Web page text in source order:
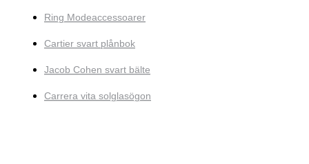
Ring Modeaccessoarer
Cartier svart plånbok
Jacob Cohen svart bälte
Carrera vita solglasögon